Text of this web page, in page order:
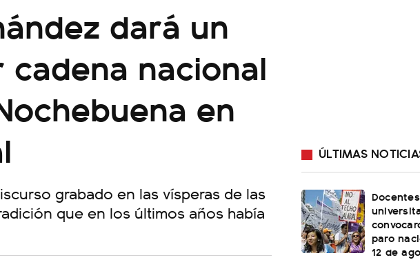
dará un
nacional
en
grabado en las vísperas de las
que en los últimos años había
ÚLTIMAS
Docentes
paro
12 de